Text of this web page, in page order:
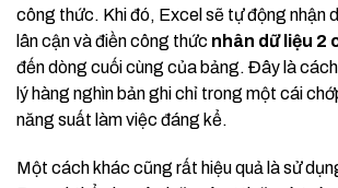
công thức. Khi đó, Excel sẽ tự động nhận
lân cận và điền công thức nhân dữ liệu 2
đến dòng cuối cùng của bảng. Đây là
lý hàng nghìn bản ghi chỉ trong một cái
năng suất làm việc đáng kể.
Một cách khác cũng rất hiệu quả là sử